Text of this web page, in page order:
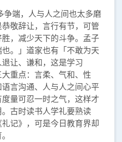
端，人与人之间也太多磨
敬辞让，言行有节，可管
，减少天下的斗争。孟子
。」道家也有「不敢为天
让、谦和，这是学习
大重点：言柔、气和、性
言沟通、人与人之间心平
量可忍一时之气，这样才
古时读书人学礼要熟读
记》，可是今日教育界却